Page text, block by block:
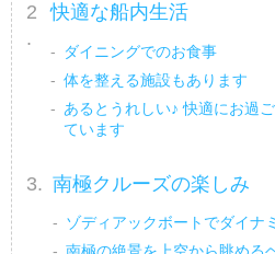
快適な船内生活
ダイニングでのお食事
体を整える施設もあります
あるとうれしい♪ 快適にお過
ています
南極クルーズの楽しみ
ゾディアックボートでダイナ